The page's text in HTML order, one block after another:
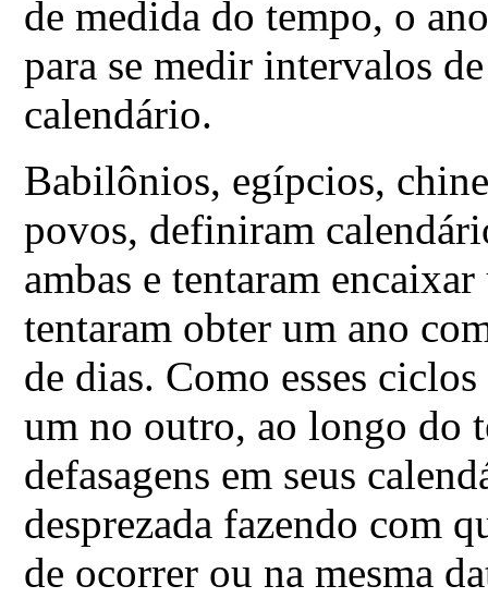
de medida do tempo, o
para se medir intervalos
calendário.
Babilônios, egípcios,
povos, definiram
ambas e tentaram
tentaram obter um ano
de dias. Como esses
um no outro, ao longo do
defasagens em seus
desprezada fazendo com
de ocorrer ou na mesma